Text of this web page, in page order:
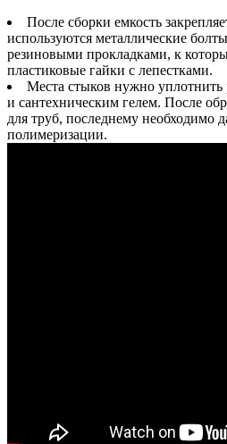
После сборки емкость
используются металлические
резиновыми прокладками, к
пластиковые гайки с лепестками.
Места стыков нужно
и сантехническим гелем. После
для труб, последнему необходимо
полимеризации.